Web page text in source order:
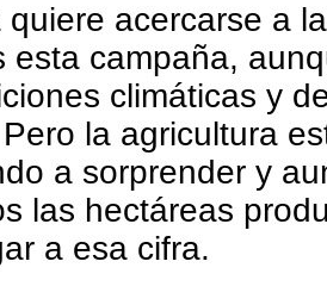
quiere acercarse a
esta campaña,
climáticas y
la agricultura
a sorprender y
las hectáreas
a esa cifra.